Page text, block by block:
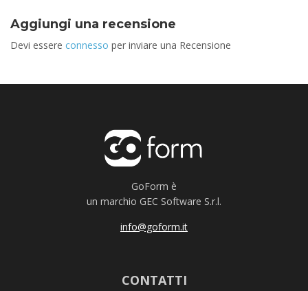
Aggiungi una recensione
Devi essere connesso per inviare una Recensione
GoForm è
un marchio GEC Software S.r.l.
info@goform.it
CONTATTI